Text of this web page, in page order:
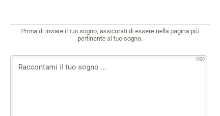
Prima di inviare il tuo sogno, assicurati di essere nella pagina più
pertinente al tuo sogno.
1000